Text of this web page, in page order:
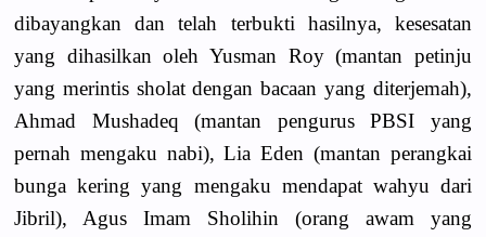
dibayangkan dan telah terbukti hasilnya, kesesatan
yang dihasilkan oleh Yusman Roy (mantan petinju
yang merintis sholat dengan bacaan yang diterjemah),
Ahmad Mushadeq (mantan pengurus PBSI yang
pernah mengaku nabi), Lia Eden (mantan perangkai
bunga kering yang mengaku mendapat wahyu dari
Jibril), Agus Imam Sholihin (orang awam yang